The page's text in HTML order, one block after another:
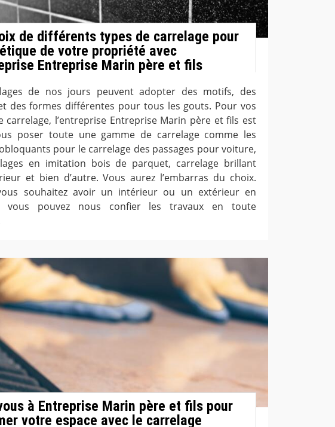
de différents types de carrelage pour
de votre propriété avec
Entreprise Marin père et fils
de nos jours peuvent adopter des motifs, des
des formes différentes pour tous les gouts. Pour vos
carrelage, l’entreprise Entreprise Marin père et fils est
poser toute une gamme de carrelage comme les
pour le carrelage des passages pour voiture,
en imitation bois de parquet, carrelage brillant
et bien d’autre. Vous aurez l’embarras du choix.
souhaitez avoir un intérieur ou un extérieur en
vous pouvez nous confier les travaux en toute
à Entreprise Marin père et fils pour
votre espace avec le carrelage